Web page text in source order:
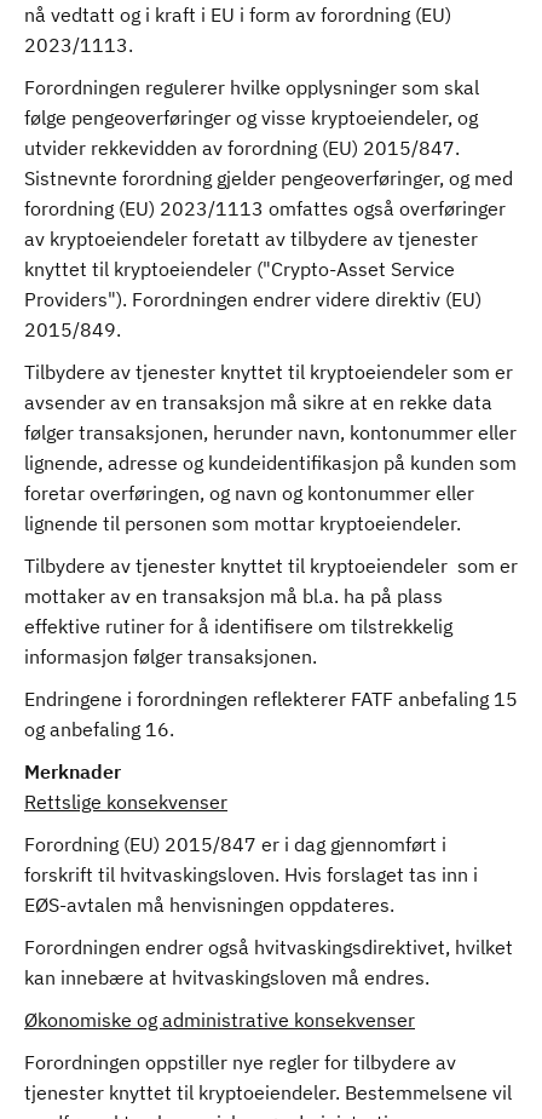
nå vedtatt og i kraft i EU i form av forordning (EU)
2023/1113.
Forordningen regulerer hvilke opplysninger som skal
følge pengeoverføringer og visse kryptoeiendeler, og
utvider rekkevidden av forordning (EU) 2015/847.
Sistnevnte forordning gjelder pengeoverføringer, og med
forordning (EU) 2023/1113 omfattes også overføringer
av kryptoeiendeler foretatt av tilbydere av tjenester
knyttet til kryptoeiendeler ("Crypto-Asset Service
Providers"). Forordningen endrer videre direktiv (EU)
2015/849.
Tilbydere av tjenester knyttet til kryptoeiendeler som er
avsender av en transaksjon må sikre at en rekke data
følger transaksjonen, herunder navn, kontonummer eller
lignende, adresse og kundeidentifikasjon på kunden som
foretar overføringen, og navn og kontonummer eller
lignende til personen som mottar kryptoeiendeler.
Tilbydere av tjenester knyttet til kryptoeiendeler som er
mottaker av en transaksjon må bl.a. ha på plass
effektive rutiner for å identifisere om tilstrekkelig
informasjon følger transaksjonen.
Endringene i forordningen reflekterer FATF anbefaling 15
og anbefaling 16.
Merknader
Rettslige konsekvenser
Forordning (EU) 2015/847 er i dag gjennomført i
forskrift til hvitvaskingsloven. Hvis forslaget tas inn i
EØS-avtalen må henvisningen oppdateres.
Forordningen endrer også hvitvaskingsdirektivet, hvilket
kan innebære at hvitvaskingsloven må endres.
Økonomiske og administrative konsekvenser
Forordningen oppstiller nye regler for tilbydere av
tjenester knyttet til kryptoeiendeler. Bestemmelsene vil